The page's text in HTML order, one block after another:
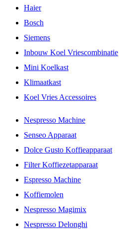
Haier
Bosch
Siemens
Inbouw Koel Vriescombinatie
Mini Koelkast
Klimaatkast
Koel Vries Accessoires
Nespresso Machine
Senseo Apparaat
Dolce Gusto Koffieapparaat
Filter Koffiezetapparaat
Espresso Machine
Koffiemolen
Nespresso Magimix
Nespresso Delonghi